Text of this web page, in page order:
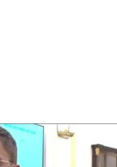
en ‘TEM’ tras el